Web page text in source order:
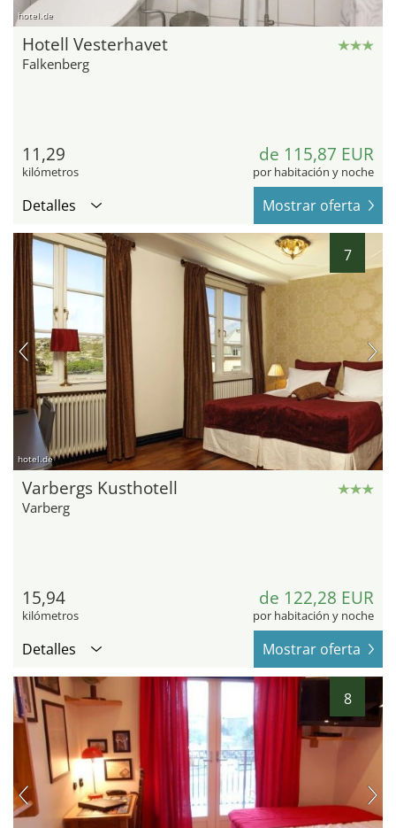
hotel.de
Hotell Vesterhavet
Falkenberg
11,29
kilómetros
de 115,87 EUR
por habitación y noche
Detalles Mostrar oferta
7
hotel.de
Varbergs Kusthotell
Varberg
15,94
kilómetros
de 122,28 EUR
por habitación y noche
Detalles Mostrar oferta
8